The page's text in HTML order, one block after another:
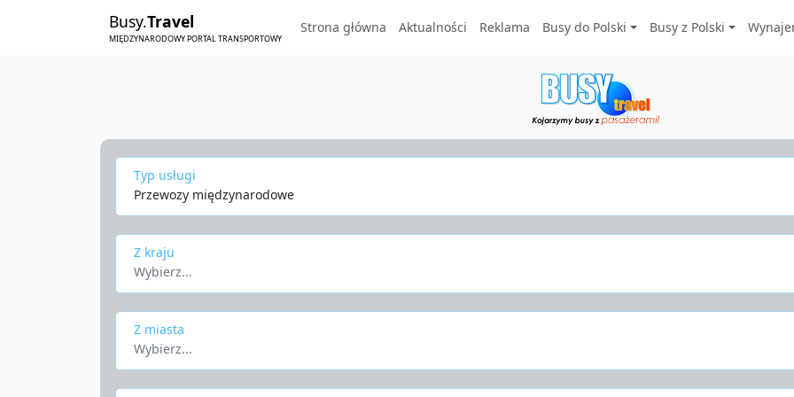
Busy.Travel
MIĘDZYNARODOWY PORTAL TRANSPORTOWY
Strona główna Aktualności Reklama Busy do Polski Busy z Polski
Typ usługi
Przewozy międzynarodowe
Z kraju
Wybierz...
Z miasta
Wybierz...